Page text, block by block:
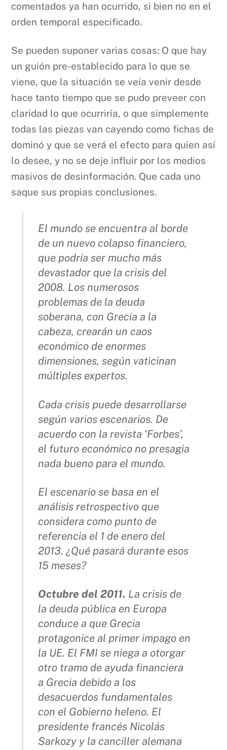
comentados ya han ocurrido, si bien no en el
orden temporal especificado.
Se pueden suponer varias cosas: O que hay
un guión pre-establecido para lo que se
viene, que la situación se veía venir desde
hace tanto tiempo que se pudo preveer con
claridad lo que ocurriría, o que simplemente
todas las piezas van cayendo como fichas de
dominó y que se verá el efecto para quien así
lo desee, y no se deje influir por los medios
masivos de desinformación. Que cada uno
saque sus propias conclusiones.
El mundo se encuentra al borde
de un nuevo colapso financiero,
que podría ser mucho más
devastador que la crisis del
2008. Los numerosos
problemas de la deuda
soberana, con Grecia a la
cabeza, crearán un caos
económico de enormes
dimensiones, según vaticinan
múltiples expertos.
Cada crisis puede desarrollarse
según varios escenarios. De
acuerdo con la revista ‘Forbes’,
el futuro económico no presagia
nada bueno para el mundo.
El escenario se basa en el
análisis retrospectivo que
considera como punto de
referencia el 1 de enero del
2013. ¿Qué pasará durante esos
15 meses?
Octubre del 2011. La crisis de
la deuda pública en Europa
conduce a que Grecia
protagonice al primer impago en
la UE. El FMI se niega a otorgar
otro tramo de ayuda financiera
a Grecia debido a los
desacuerdos fundamentales
con el Gobierno heleno. El
presidente francés Nicolás
Sarkozy y la canciller alemana